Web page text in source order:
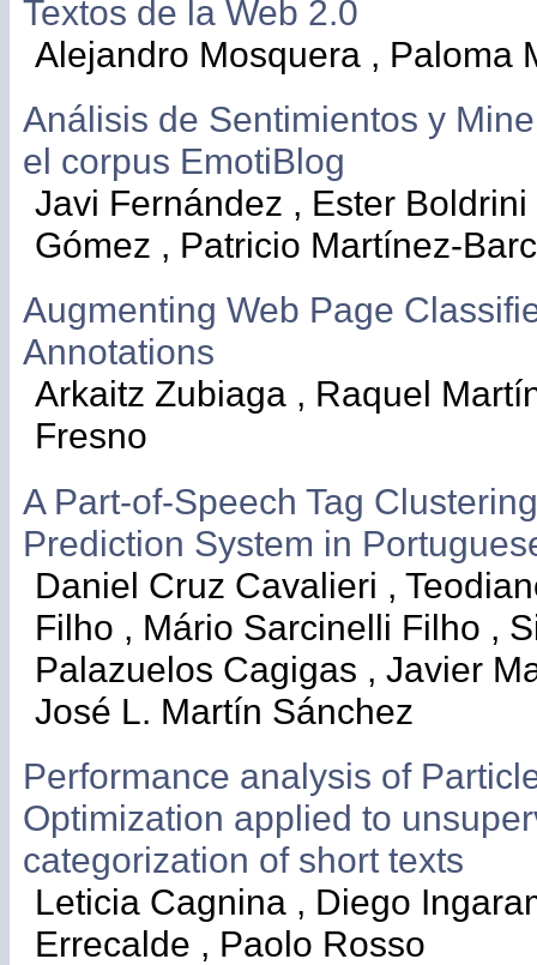
Textos de la Web 2.0
Alejandro Mosquera , Paloma
Análisis de Sentimientos y
el corpus EmotiBlog
Javi Fernández , Ester
Gómez , Patricio Martínez-
Augmenting Web Page
Annotations
Arkaitz Zubiaga , Raquel
Fresno
A Part-of-Speech Tag
Prediction System in
Daniel Cruz Cavalieri ,
Filho , Mário Sarcinelli Filho ,
Palazuelos Cagigas , Javier
José L. Martín Sánchez
Performance analysis of
Optimization applied to
categorization of short texts
Leticia Cagnina , Diego
Errecalde , Paolo Rosso